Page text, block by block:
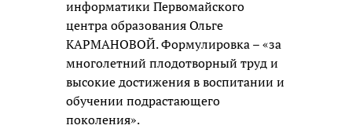
информатики Первомайского
центра образования Ольге
КАРМАНОВОЙ. Формулировка – «за
многолетний плодотворный труд и
высокие достижения в воспитании и
обучении подрастающего
поколения».